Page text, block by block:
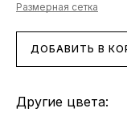
Размерная сетка
ДОБАВИТЬ В
Другие цвета: